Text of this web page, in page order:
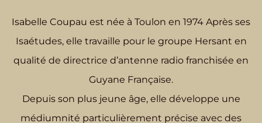
Isabelle Coupau est née à Toulon en 1974 Après ses
Isaétudes, elle travaille pour le groupe Hersant en
qualité de directrice d’antenne radio franchisée en
Guyane Française.
Depuis son plus jeune âge, elle développe une
médiumnité particulièrement précise avec des